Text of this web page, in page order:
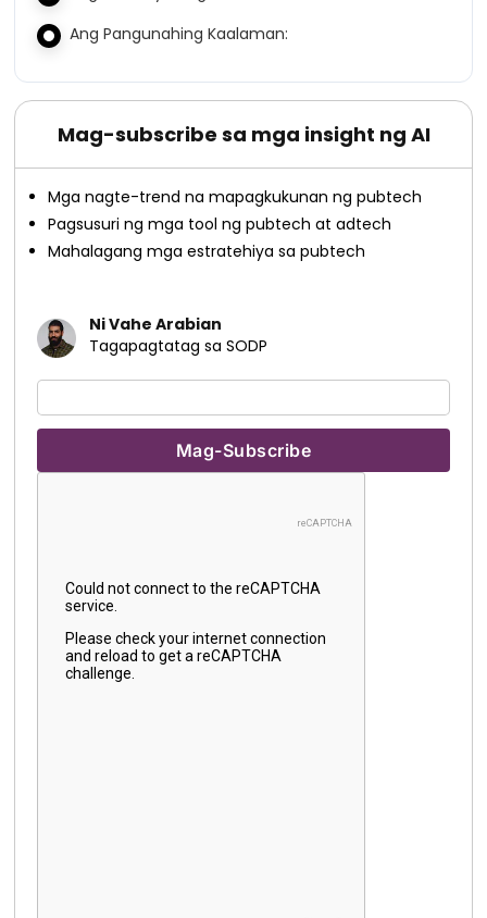
Ang Pangunahing Kaalaman:
Mag-subscribe sa mga insight ng AI
Mga nagte-trend na mapagkukunan ng pubtech
Pagsusuri ng mga tool ng pubtech at adtech
Mahalagang mga estratehiya sa pubtech
Ni Vahe Arabian
Tagapagtatag sa SODP